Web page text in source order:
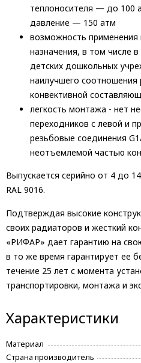
теплоносителя — до 100
давление — 150 атм
возможность
назначения, в том числе
детских дошкольных
наилучшего соотношения
конвективной
легкость монтажа - нет
переходников с левой и
резьбовые соединения
неотъемлемой частью
Выпускается серийно от 4 до
RAL 9016.
Подтверждая высокие
своих радиаторов и жесткий
«РИФАР» дает гарантию на
в то же время гарантирует ее
течение 25 лет с момента
транспортировки, монтажа и
Характеристики
Материал
Страна производитель